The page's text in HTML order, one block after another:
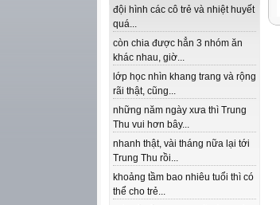
đội hình các cô trẻ và nhiệt huyết
quá...
còn chia được hẳn 3 nhóm ăn
khác nhau, giờ...
lớp học nhìn khang trang và rộng
rãi thật, cũng...
những năm ngày xưa thì Trung
Thu vui hơn bây...
nhanh thật, vài tháng nữa lại tới
Trung Thu rồi...
khoảng tầm bao nhiêu tuổi thì có
thể cho trẻ...